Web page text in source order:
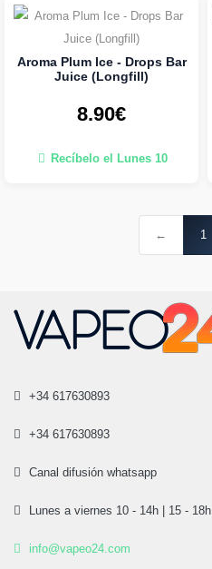
Aroma Plum Ice - Drops Bar
Juice (Longfill)
8.90€
Recíbelo el Lunes 10
← 1
+34 617630893
+34 617630893
Canal difusión whatsapp
Lunes a viernes 10 - 14h | 15 - 18h
info@vapeo24.com